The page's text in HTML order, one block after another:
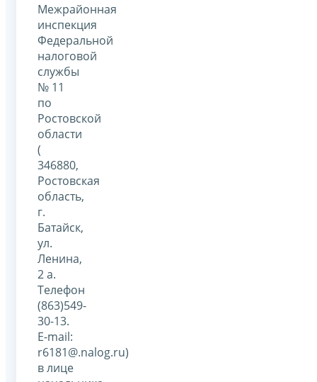
Межрайонная
инспекция
Федеральной
налоговой
службы
№ 11
по
Ростовской
области
(
346880,
Ростовская
область,
г.
Батайск,
ул.
Ленина,
2 а.
Телефон
(863)549-
30-13.
Е-mail:
r6181@.nalog.ru)
в лице